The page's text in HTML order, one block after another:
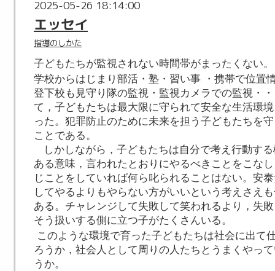
2025-05-26 18:14:00
エッセイ
指導のしかた
子どもたちが監視されない時間帯がまったくない。
学校からはじまり部活・塾・習い事
・携帯で位置
登下校も見守り隊の監視・監視カメラでの監視・
て，子どもたちは最大限に守られて安全な生活環
った。犯罪防止のために未来を担う子どもたちを
ことである。
しかしながら，子どもたちは自分で考え行動す
ある意味，言われたとおりにやるべきことをこな
じことをしていれば何ら叱られることはない。安
してやるよりもやらない方がいいという考えさえ
ある。チャレンジして失敗して笑われるより，失
そう扱いする側に立つ子がたくさんいる。
このような環境で育った子どもたちは社会に出て
ろうか，社会人として周りの人たちとうまくやっ
うか。